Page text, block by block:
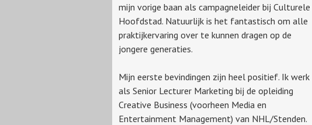
mijn vorige baan als campagneleider bij Culturele
Hoofdstad. Natuurlijk is het fantastisch om alle
praktijkervaring over te kunnen dragen op de
jongere generaties.
Mijn eerste bevindingen zijn heel positief. Ik werk
als Senior Lecturer Marketing bij de opleiding
Creative Business (voorheen Media en
Entertainment Management) van NHL/Stenden.